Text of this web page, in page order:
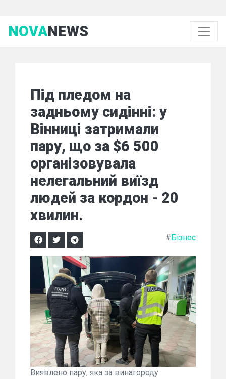
NOVANEWS
Під пледом на
задньому сидінні: у
Вінниці затримали
пару, що за $6 500
організовувала
нелегальний виїзд
людей за кордон - 20
хвилин.
#Бізнес
Виявлено пару, яка за винагороду